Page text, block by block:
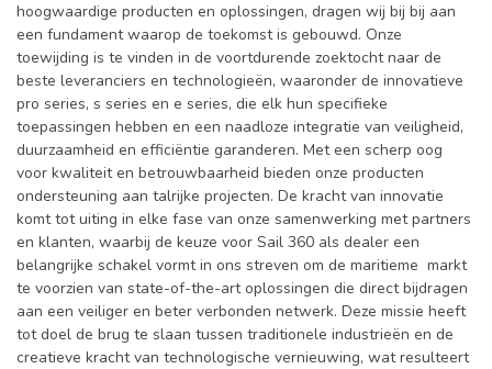
hoogwaardige producten en oplossingen, dragen wij bij bij aan
een fundament waarop de toekomst is gebouwd. Onze
toewijding is te vinden in de voortdurende zoektocht naar de
beste leveranciers en technologieën, waaronder de innovatieve
pro series, s series en e series, die elk hun specifieke
toepassingen hebben en een naadloze integratie van veiligheid,
duurzaamheid en efficiëntie garanderen. Met een scherp oog
voor kwaliteit en betrouwbaarheid bieden onze producten
ondersteuning aan talrijke projecten. De kracht van innovatie
komt tot uiting in elke fase van onze samenwerking met partners
en klanten, waarbij de keuze voor Sail 360 als dealer een
belangrijke schakel vormt in ons streven om de maritieme markt
te voorzien van state-of-the-art oplossingen die direct bijdragen
aan een veiliger en beter verbonden netwerk. Deze missie heeft
tot doel de brug te slaan tussen traditionele industrieën en de
creatieve kracht van technologische vernieuwing, wat resulteert